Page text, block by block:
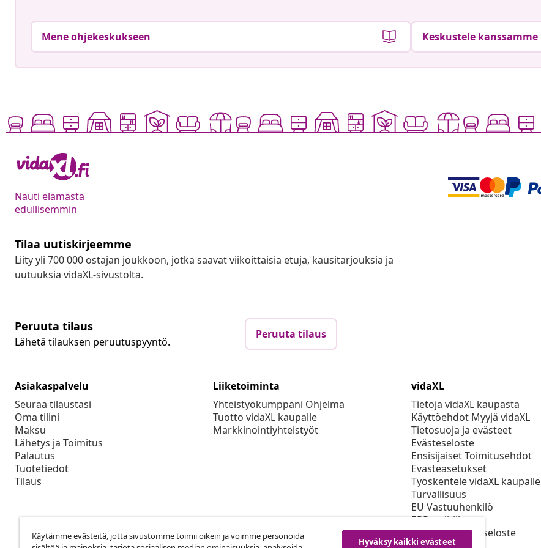
Mene ohjekeskukseen Keskustele kanssamme
Nauti elämästä
edullisemmin
Tilaa uutiskirjeemme
Liity yli 700 000 ostajan joukkoon, jotka saavat viikoittaisia etuja, kausitarjouksia ja
uutuuksia vidaXL-sivustolta.
Peruuta tilaus
Lähetä tilauksen peruutuspyyntö.
Peruuta tilaus
Asiakaspalvelu
Seuraa tilaustasi
Oma tilini
Maksu
Lähetys ja Toimitus
Palautus
Tuotetiedot
Tilaus
Liiketoiminta
Yhteistyökumppani Ohjelma
Tuotto vidaXL kaupalle
Markkinointiyhteistyöt
vidaXL
Tietoja vidaXL kaupasta
Käyttöehdot Myyjä vidaXL
Tietosuoja ja evästeet
Evästeseloste
Ensisijaiset Toimitusehdot
Evästeasetukset
Työskentele vidaXL kaupalle
Turvallisuus
EU Vastuuhenkilö
EPR-politiikan
Saavutettavuusseloste
Käytämme evästeitä, jotta sivustomme toimii oikein ja voimme personoida
Hyväksy kaikki evästeet